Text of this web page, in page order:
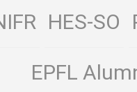
HES-SO
EPFL